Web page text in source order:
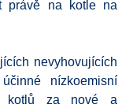
právě na kotle na
nevyhovujících
nízkoemisní
kotlů za nové a